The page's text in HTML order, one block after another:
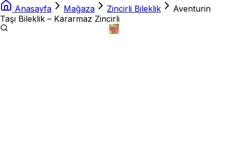
Anasayfa Mağaza Zincirli Bileklik
Aventurin
Taşı Bileklik – Kararmaz Zincirli